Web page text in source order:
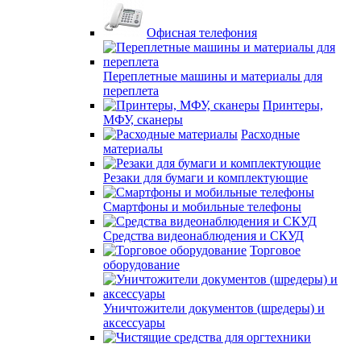
Офисная телефония
Переплетные машины и материалы для
переплета
Принтеры,
МФУ, сканеры
Расходные
материалы
Резаки для бумаги и комплектующие
Смартфоны и мобильные телефоны
Средства видеонаблюдения и СКУД
Торговое
оборудование
Уничтожители документов (шредеры) и
аксессуары